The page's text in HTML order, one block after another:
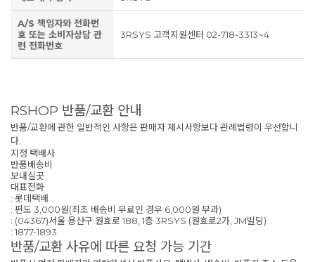
A/S 책임자와 전화번
호 또는 소비자상담 관
련 전화번호
3RSYS 고객지원센터 02-718-3313~4
RSHOP 반품/교환 안내
반품/교환에 관한 일반적인 사항은 판매자 제시사항보다 관례법령이 우선합니
다.
지정 택배사
반품배송비
보내실곳
대표전화
: 롯데택배
: 편도 3,000원(최초 배송비 무료인 경우 6,000원 부과)
: (04367)서울 용산구 원효로 188, 1층 3RSYS (원효로2가, JM빌딩)
: 1877-1893
반품/교환 사유에 따른 요청 가능 기간